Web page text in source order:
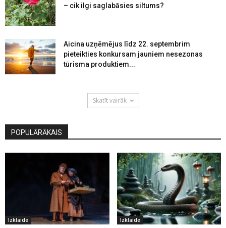
– cik ilgi saglabāsies siltums?
Aicina uzņēmējus līdz 22. septembrim
pieteikties konkursam jauniem nesezonas
tūrisma produktiem...
Skatīt vairāk
POPULĀRĀKAIS
Izklaide Izklaide